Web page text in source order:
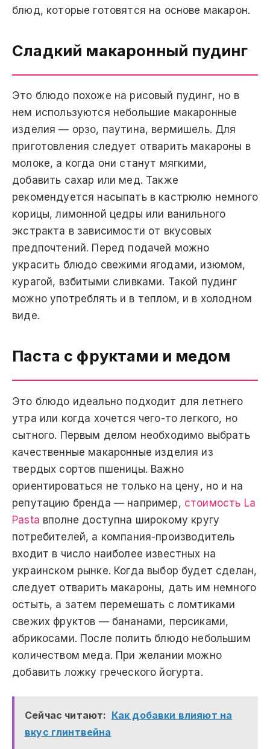
блюд, которые готовятся на основе макарон.
Сладкий макаронный пудинг
Это блюдо похоже на рисовый пудинг, но в
нем используются небольшие макаронные
изделия — орзо, паутина, вермишель. Для
приготовления следует отварить макароны в
молоке, а когда они станут мягкими,
добавить сахар или мед. Также
рекомендуется насыпать в кастрюлю немного
корицы, лимонной цедры или ванильного
экстракта в зависимости от вкусовых
предпочтений. Перед подачей можно
украсить блюдо свежими ягодами, изюмом,
курагой, взбитыми сливками. Такой пудинг
можно употреблять и в теплом, и в холодном
виде.
Паста с фруктами и медом
Это блюдо идеально подходит для летнего
утра или когда хочется чего-то легкого, но
сытного. Первым делом необходимо выбрать
качественные макаронные изделия из
твердых сортов пшеницы. Важно
ориентироваться не только на цену, но и на
репутацию бренда — например, стоимость La
Pasta вполне доступна широкому кругу
потребителей, а компания-производитель
входит в число наиболее известных на
украинском рынке. Когда выбор будет сделан,
следует отварить макароны, дать им немного
остыть, а затем перемешать с ломтиками
свежих фруктов — бананами, персиками,
абрикосами. После полить блюдо небольшим
количеством меда. При желании можно
добавить ложку греческого йогурта.
Сейчас читают: Как добавки влияют на
вкус глинтвейна